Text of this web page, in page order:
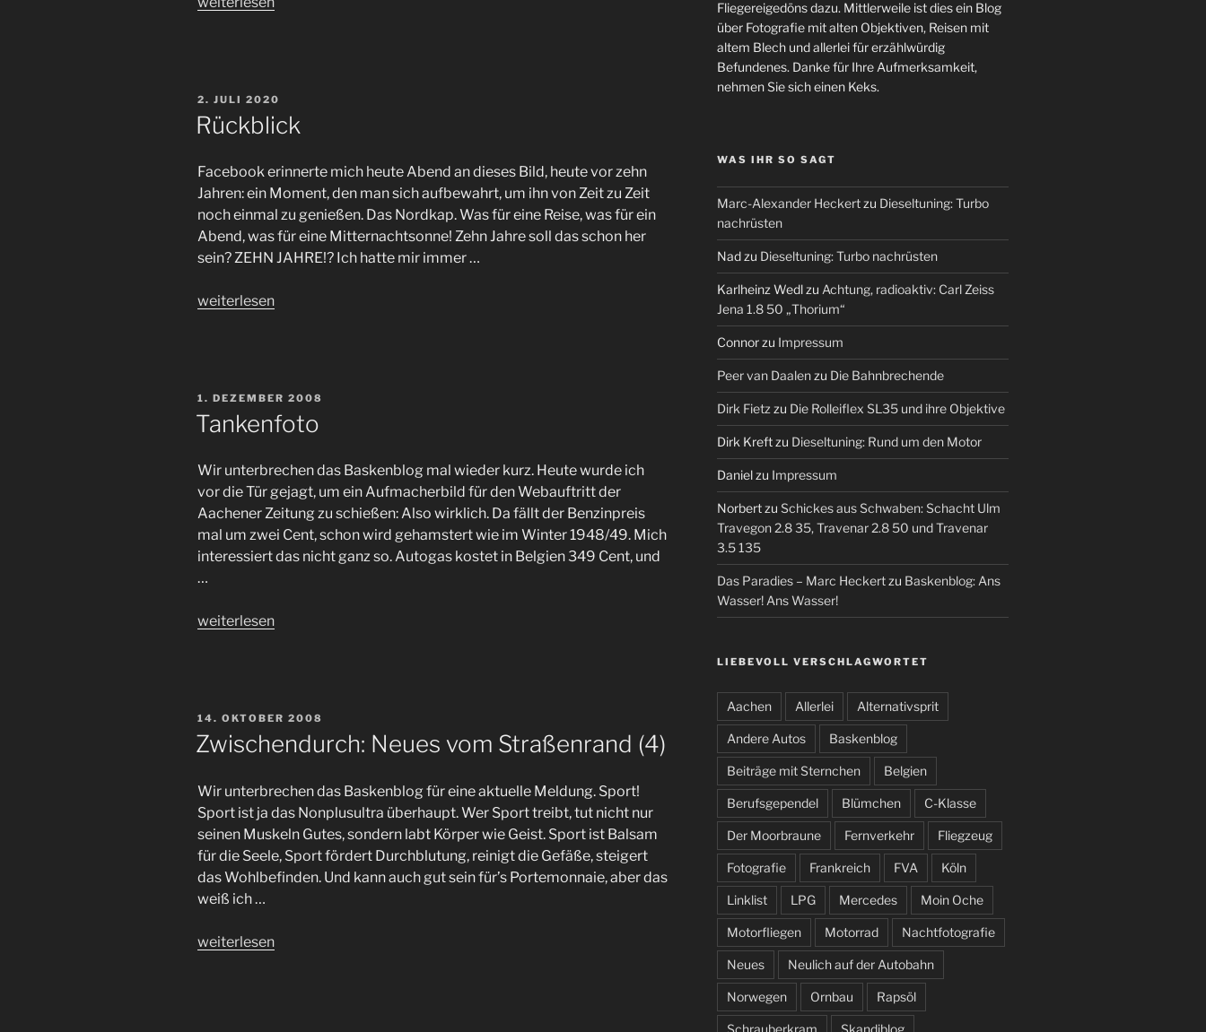
VERÖFFENTLICHT
2. JULI 2020
Rückblick
Facebook erinnerte mich heute Abend an dieses Bild, heute vor zehn
Jahren: ein Moment, den man sich aufbewahrt, um ihn von Zeit zu Zeit
noch einmal zu genießen. Das Nordkap. Was für eine Reise, was für ein
Abend, was für eine Mitternachtsonne! Zehn Jahre soll das schon her
sein? ZEHN JAHRE!? Ich hatte mir immer …
„Rückblick“
weiterlesen
VERÖFFENTLICHT
AM
1. DEZEMBER 2008
Tankenfoto
Wir unterbrechen das Baskenblog mal wieder kurz. Heute wurde ich
vor die Tür gejagt, um ein Aufmacherbild für den Webauftritt der
Aachener Zeitung zu schießen: Also wirklich. Da fällt der Benzinpreis
mal um zwei Cent, schon wird gehamstert wie im Winter 1948/49. Mich
interessiert das nicht ganz so. Autogas kostet in Belgien 349 Cent, und
…
„Tankenfoto“
weiterlesen
VERÖFFENTLICHT
AM
14. OKTOBER 2008
Zwischendurch: Neues vom Straßenrand (4)
Wir unterbrechen das Baskenblog für eine aktuelle Meldung. Sport!
Sport ist ja das Nonplusultra überhaupt. Wer Sport treibt, tut nicht nur
seinen Muskeln Gutes, sondern labt Körper wie Geist. Sport ist Balsam
für die Seele, Sport fördert Durchblutung, reinigt die Gefäße, steigert
das Wohlbefinden. Und kann auch gut sein für’s Portemonnaie, aber das
weiß ich …
„Zwischendurch:
weiterlesen
Fliegereigedöns dazu. Mittlerweile ist dies ein Blog
über Fotografie mit alten Objektiven, Reisen mit
altem Blech und allerlei für erzählwürdig
Befundenes. Danke für Ihre Aufmerksamkeit,
nehmen Sie sich einen Keks.
WAS IHR SO SAGT
Marc-Alexander Heckertzu Dieseltuning: Turbo
nachrüsten
Nadzu Dieseltuning: Turbo nachrüsten
Karlheinz Wedlzu Achtung, radioaktiv: Carl Zeiss
Jena 1.8 50 „Thorium“
Connorzu Impressum
Peer van Daalenzu Die Bahnbrechende
Dirk Fietz zu Die Rolleiflex SL35 und ihre Objektive
Dirk Kreftzu Dieseltuning: Rund um den Motor
Danielzu Impressum
Norbertzu Schickes aus Schwaben: Schacht Ulm
Travegon 2.8 35, Travenar 2.8 50 und Travenar
3.5 135
Das Paradies – Marc Heckertzu Baskenblog: Ans
Wasser! Ans Wasser!
LIEBEVOLL VERSCHLAGWORTET
Aachen Allerlei Alternativsprit
Andere Autos Baskenblog
Beiträge mit Sternchen Belgien
Berufsgependel Blümchen C-Klasse
Der Moorbraune Fernverkehr Fliegzeug
Fotografie Frankreich FVA Köln
Linklist LPG Mercedes Moin Oche
Motorfliegen Motorrad Nachtfotografie
Neues Neulich auf der Autobahn
Norwegen Ornbau Rapsöl
Schrauberkram Skandiblog